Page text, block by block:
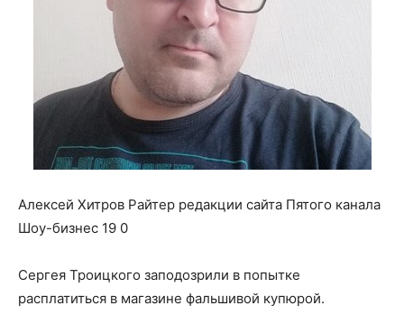
Алексей Хитров Райтер редакции сайта Пятого канала
Шоу-бизнес 19 0
Сергея Троицкого заподозрили в попытке
расплатиться в магазине фальшивой купюрой.